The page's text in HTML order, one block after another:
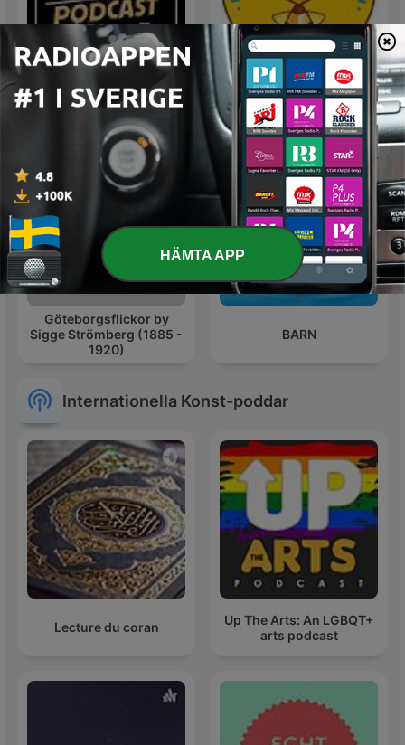
Svenska Graffare
Podcast
Svenska Bins podcast
Göteborgsflickor by
Sigge Strömberg (1885 -
1920)
BARN
Internationella Konst-poddar
Lecture du coran
Up The Arts: An LGBQT+
arts podcast
HÄMTA APP